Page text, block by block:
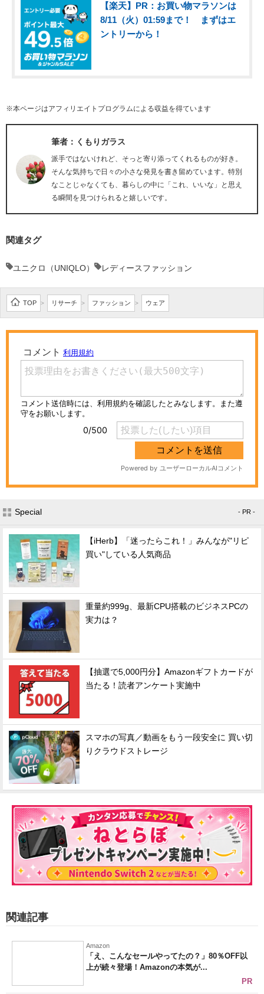
【楽天】PR：お買い物マラソンは
8/11（火）01:59まで！ まずはエ
ントリーから！
※本ページはアフィリエイトプログラムによる収益を得ています
筆者：くもりガラス
派手ではないけれど、そっと寄り添ってくれるものが好き。
そんな気持ちで日々の小さな発見を書き留めています。特別
なことじゃなくても、暮らしの中に「これ、いいな」と思え
る瞬間を見つけられると嬉しいです。
関連タグ
ユニクロ（UNIQLO） レディースファッション
TOP > リサーチ > ファッション > ウェア
Special - PR -
【iHerb】「迷ったらこれ！」みんなが"リピ
買い"している人気商品
重量約999g、最新CPU搭載のビジネスPCの
実力は？
【抽選で5,000円分】Amazonギフトカードが
当たる！読者アンケート実施中
スマホの写真／動画をもう一段安全に 買い切
りクラウドストレージ
関連記事
Amazon
「え、こんなセールやってたの？」80％OFF以
上が続々登場！Amazonの本気が...
PR